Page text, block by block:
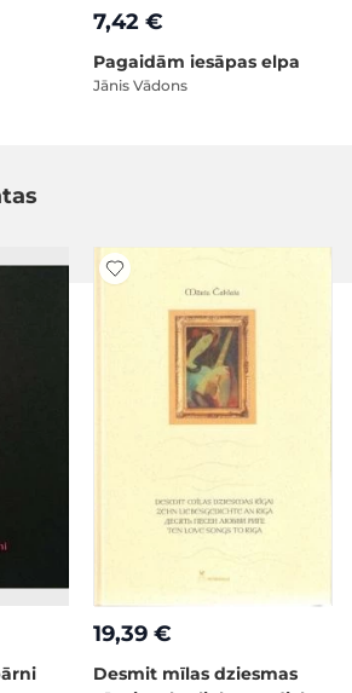
7,42 €
Pagaidām iesāpas elpa
Jānis Vādons
19,39 €
Desmit mīlas dziesmas